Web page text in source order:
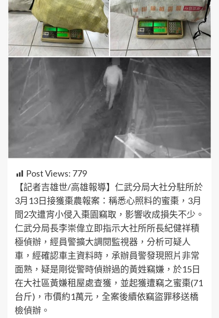
Post Views: 779
【記者吉雄世/高雄報導】仁武分局大社分駐所於
3月13日接獲棗農報案：稱悉心照料的蜜棗，3月
間2次遭宵小侵入棗園竊取，影響收成損失不少。
仁武分局長李崇偉立即指示大社所所長紀健祥積
極偵辦，經員警擴大調閱監視器，分析可疑人
車，經確認車主資料時，承辦員警發現照片非常
面熟，疑是剛從警時偵辦過的黃姓竊嫌，於15日
在大社區黃嫌租屋處查獲，並起獲遭竊之蜜棗(71
台斤)，市價約1萬元，全案後續依竊盜罪移送橋
檢偵辦。